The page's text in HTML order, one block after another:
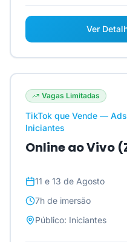
Ver
Vagas Limitadas
TikTok que Vende —
Iniciantes
Online ao Vivo
11 e 13 de Agosto
7h de imersão
Público: Iniciantes